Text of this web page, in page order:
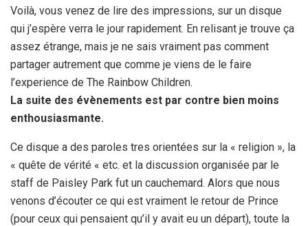
Voilà, vous venez de lire des impressions, sur un disque
qui j’espère verra le jour rapidement. En relisant je trouve ça
assez étrange, mais je ne sais vraiment pas comment
partager autrement que comme je viens de le faire
l’experience de The Rainbow Children.
La suite des évènements est par contre bien moins
enthousiasmante.
Ce disque a des paroles tres orientées sur la « religion », la
« quête de vérité « etc. et la discussion organisée par le
staff de Paisley Park fut un cauchemard. Alors que nous
venons d’écouter ce qui est vraiment le retour de Prince
(pour ceux qui pensaient qu’il y avait eu un départ), toute la